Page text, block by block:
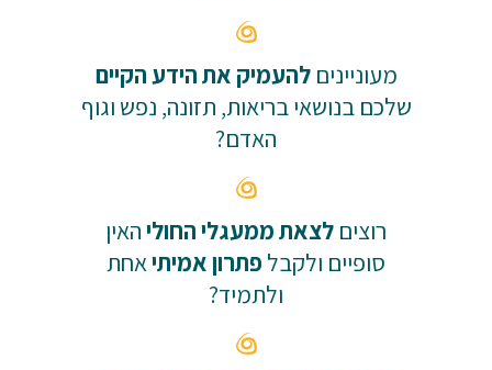
מעונייניםלהעמיק את הידע הקיים
שלכם בנושאי בריאות, תזונה, נפש וגוף
האדם?
רוצים לצאת ממעגלי החוליהאין
סופיים ולקבל פתרון אמיתיאחת
ולתמיד?